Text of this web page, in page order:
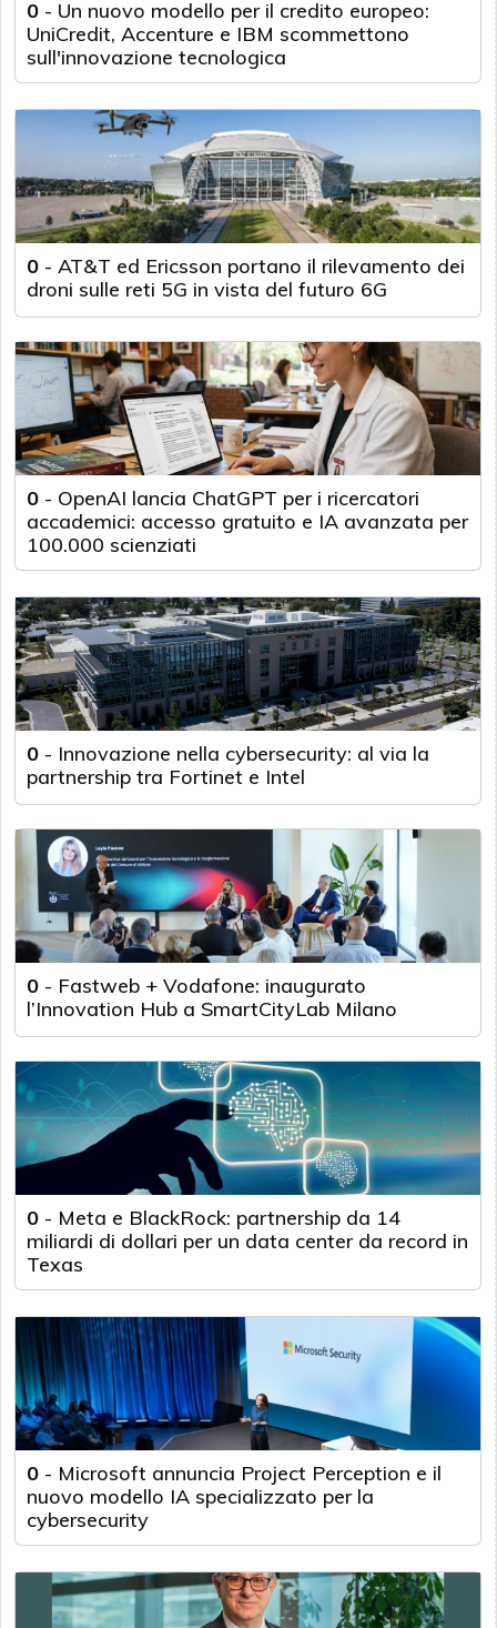
0 - Un nuovo modello per il credito europeo:
UniCredit, Accenture e IBM scommettono
sull'innovazione tecnologica
0 - AT&T ed Ericsson portano il rilevamento dei
droni sulle reti 5G in vista del futuro 6G
0 - OpenAI lancia ChatGPT per i ricercatori
accademici: accesso gratuito e IA avanzata per
100.000 scienziati
0 - Innovazione nella cybersecurity: al via la
partnership tra Fortinet e Intel
0 - Fastweb + Vodafone: inaugurato
l’Innovation Hub a SmartCityLab Milano
0 - Meta e BlackRock: partnership da 14
miliardi di dollari per un data center da record in
Texas
0 - Microsoft annuncia Project Perception e il
nuovo modello IA specializzato per la
cybersecurity